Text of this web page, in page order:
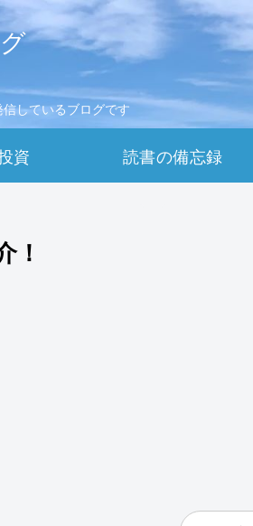
しているブログです
資 読書の備忘録
！